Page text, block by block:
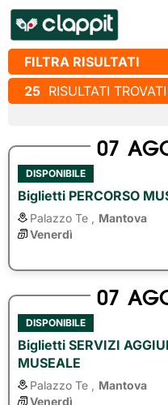
FILTRA RISULTATI
25 RISULTATI
07
DISPONIBILE
Biglietti PERCORSO
Palazzo Te ,
Mantova
Venerdì
07
DISPONIBILE
Biglietti SERVIZI
MUSEALE
Palazzo Te ,
Mantova
Venerdì